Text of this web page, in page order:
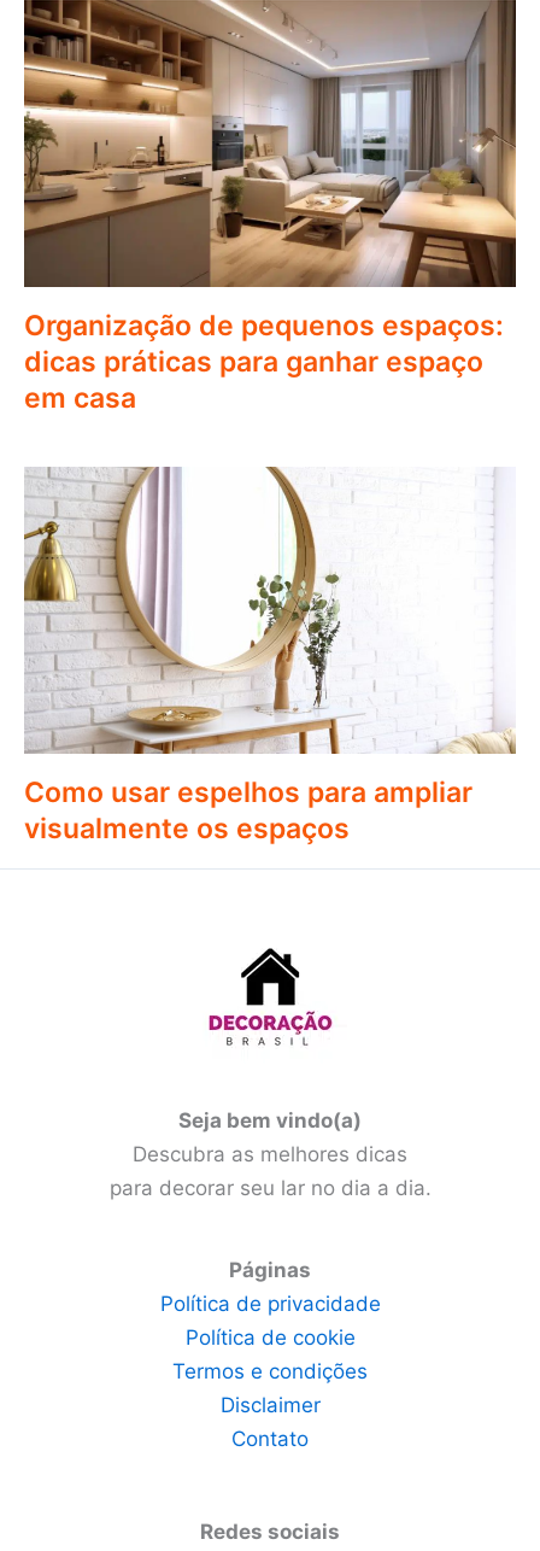
Organização de pequenos espaços:
dicas práticas para ganhar espaço
em casa
Como usar espelhos para ampliar
visualmente os espaços
Seja bem vindo(a)
Descubra as melhores dicas
para decorar seu lar no dia a dia.
Páginas
Política de privacidade
Política de cookie
Termos e condições
Disclaimer
Contato
Redes sociais